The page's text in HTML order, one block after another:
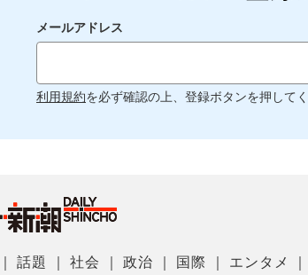
メールアドレス
利用規約を必ず確認の上、登録ボタンを押してく
｜話題 ｜社会 ｜政治 国際 エンタメ